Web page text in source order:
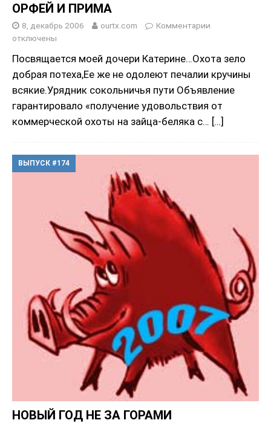
ОРФЕЙ И ПРИМА
8, декабрь 2006 ourtx.com
Комментарии
отключены
Посвящается моей дочери Катерине…Охота зело
добрая потеха,Ее же не одолеют печалии кручины
всякие.Урядник сокольничья пути Объявление
гарантировало «получение удовольствия от
коммерческой охоты на зайца-беляка с… […]
ВЫПУСК #174
НОВЫЙ ГОД НЕ ЗА ГОРАМИ